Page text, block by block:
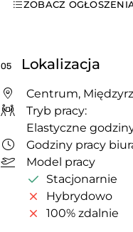
ZOBACZ
05 Lokalizacja
Centrum,
Tryb pracy:
Elastyczne
Godziny pracy
Model pracy
Stacjonarnie
Hybrydowo
100% zdalnie